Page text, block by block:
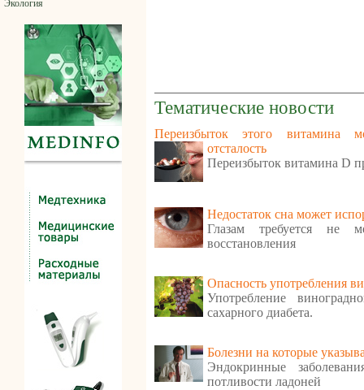
Экология
Тематические новости
Переизбыток этого витамина
отсталость
Переизбыток витамина D
Недостаток сна может
Глазам требуется не
восстановления
Опасность употребления
Употребление
сахарного диабета.
Болезни на которые
Эндокринные
потливости ладоней